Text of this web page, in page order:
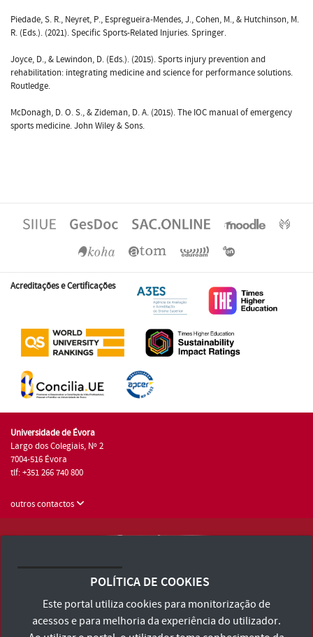
Piedade, S. R., Neyret, P., Espregueira-Mendes, J., Cohen, M., & Hutchinson, M.
R. (Eds.). (2021). Specific Sports-Related Injuries. Springer.
Joyce, D., & Lewindon, D. (Eds.). (2015). Sports injury prevention and
rehabilitation: integrating medicine and science for performance solutions.
Routledge.
McDonagh, D. O. S., & Zideman, D. A. (2015). The IOC manual of emergency
sports medicine. John Wiley & Sons.
Acreditações e Certificações
Universidade de Évora
Largo dos Colegiais, Nº 2
7004-516 Évora
tlf: +351 266 740 800
outros contactos
Consulte os Termos e Condições e Política de Privacidade
Declaração de Acessibilidade
POLÍTICA DE COOKIES
Este portal utiliza cookies para monitorização de
acessos e para melhoria da experiência do utilizador.